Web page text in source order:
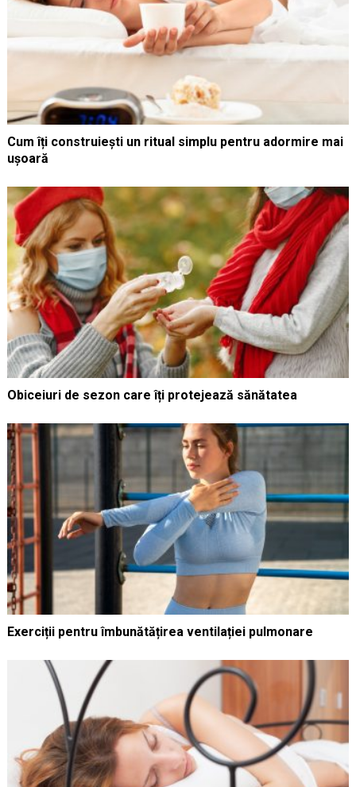
Cum îți construiești un ritual simplu pentru adormire mai
ușoară
Obiceiuri de sezon care îți protejează sănătatea
Exerciții pentru îmbunătățirea ventilației pulmonare